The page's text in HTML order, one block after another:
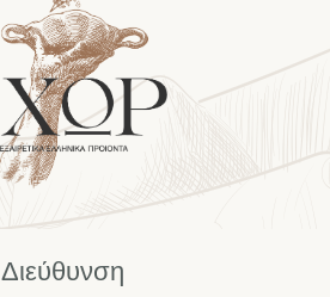
Διεύθυνση